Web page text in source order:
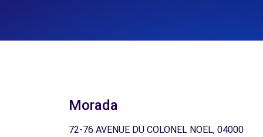
Morada
72-76 AVENUE DU COLONEL NOEL, 04000